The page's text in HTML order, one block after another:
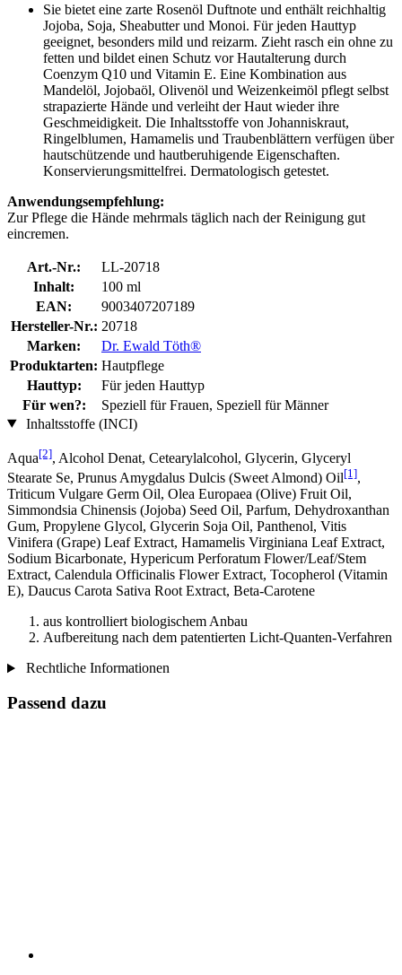
Sie bietet eine zarte Rosenöl Duftnote und enthält reichhaltig
Jojoba, Soja, Sheabutter und Monoi. Für jeden Hauttyp
geeignet, besonders mild und reizarm. Zieht rasch ein ohne zu
fetten und bildet einen Schutz vor Hautalterung durch
Coenzym Q10 und Vitamin E. Eine Kombination aus
Mandelöl, Jojobaöl, Olivenöl und Weizenkeimöl pflegt selbst
strapazierte Hände und verleiht der Haut wieder ihre
Geschmeidigkeit. Die Inhaltsstoffe von Johanniskraut,
Ringelblumen, Hamamelis und Traubenblättern verfügen über
hautschützende und hautberuhigende Eigenschaften.
Konservierungsmittelfrei. Dermatologisch getestet.
Anwendungsempfehlung​:
Zur Pflege die Hände mehrmals täglich nach der Reinigung gut
eincremen.
Art.-Nr.:
LL-20718
Inhalt:
100 ml
EAN:
9003407207189
Hersteller-Nr.: 20718
Marken:
Dr. Ewald Töth®
Produktarten: Hautpflege
Hauttyp:
Für jeden Hauttyp
Für wen?:
Speziell für Frauen, Speziell für Männer
Inhaltsstoffe (INCI)
Aqua[2], Alcohol Denat, Cetearylalcohol, Glycerin, Glyceryl
Stearate Se, Prunus Amygdalus Dulcis (Sweet Almond) Oil[1],
Triticum Vulgare Germ Oil, Olea Europaea (Olive) Fruit Oil,
Simmondsia Chinensis (Jojoba) Seed Oil, Parfum, Dehydroxanthan
Gum, Propylene Glycol, Glycerin Soja Oil, Panthenol, Vitis
Vinifera (Grape) Leaf Extract, Hamamelis Virginiana Leaf Extract,
Sodium Bicarbonate, Hypericum Perforatum Flower/Leaf/Stem
Extract, Calendula Officinalis Flower Extract, Tocopherol (Vitamin
E), Daucus Carota Sativa Root Extract, Beta-Carotene
aus kontrolliert biologischem Anbau
Aufbereitung nach dem patentierten Licht-Quanten-Verfahren
Rechtliche Informationen
Passend dazu